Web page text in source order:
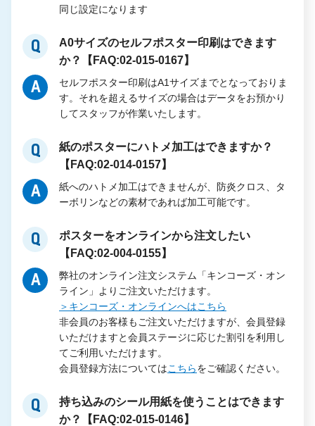
同じ設定になります
Q
A0サイズのセルフポスター印刷はできます
か？【FAQ:02-015-0167】
A
セルフポスター印刷はA1サイズまでとなっておりま
す。それを超えるサイズの場合はデータをお預かり
してスタッフが作業いたします。
Q
紙のポスターにハトメ加工はできますか？
【FAQ:02-014-0157】
A
紙へのハトメ加工はできませんが、防炎クロス、タ
ーボリンなどの素材であれば加工可能です。
Q
ポスターをオンラインから注文したい
【FAQ:02-004-0155】
A
弊社のオンライン注文システム「キンコーズ・オン
ライン」よりご注文いただけます。
＞キンコーズ・オンラインへはこちら
非会員のお客様もご注文いただけますが、会員登録
いただけますと会員ステージに応じた割引を利用し
てご利用いただけます。
会員登録方法についてはこちらをご確認ください。
Q
持ち込みのシール用紙を使うことはできます
か？【FAQ:02-015-0146】